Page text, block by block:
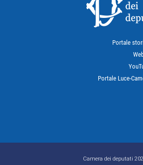
Portale
Portale Luce-
Camera dei deputati